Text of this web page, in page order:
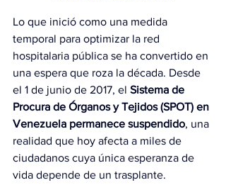
Lo que inició como una medida
temporal para optimizar la red
hospitalaria pública se ha convertido en
una espera que roza la década. Desde
el 1 de junio de 2017, el Sistema de
Procura de Órganos y Tejidos (SPOT) en
Venezuela permanece suspendido, una
realidad que hoy afecta a miles de
ciudadanos cuya única esperanza de
vida depende de un trasplante.